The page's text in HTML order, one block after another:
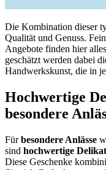
Die Kombination dieser
Qualität und Genuss.
Angebote finden hier
geschätzt werden dabei
Handwerkskunst, die in
Hochwertige
besondere
Fürbesondere Anlässe
sind hochwertige
Diese Geschenke